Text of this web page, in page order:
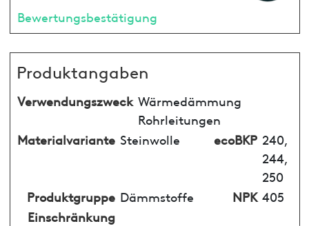
Bewertungsbestätigung
Produktangaben
Verwendungszweck Wärmedämmung
Rohrleitungen
Materialvariante Steinwolle ecoBKP 240,
244,
250
Produktgruppe Dämmstoffe NPK 405
Einschränkung